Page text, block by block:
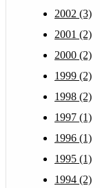
2002 (3)
2001 (2)
2000 (2)
1999 (2)
1998 (2)
1997 (1)
1996 (1)
1995 (1)
1994 (2)